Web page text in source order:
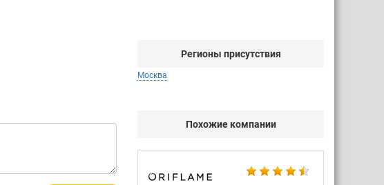
Регионы присутствия
Москва
Похожие компании